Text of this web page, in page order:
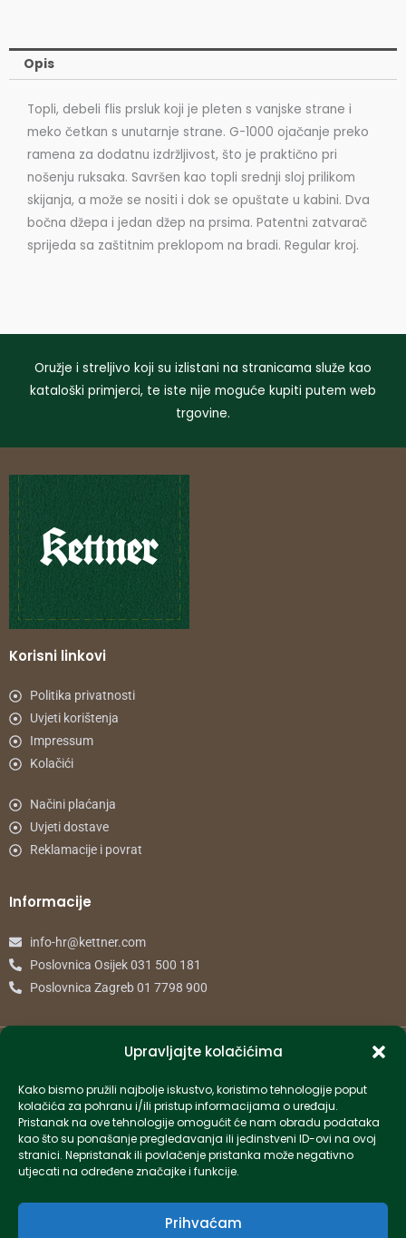
Upravljajte kolačićima
Kako bismo pružili najbolje iskustvo, koristimo tehnologije poput
kolačića za pohranu i/ili pristup informacijama o uređaju.
Pristanak na ove tehnologije omogućit će nam obradu podataka
kao što su ponašanje pregledavanja ili jedinstveni ID-ovi na ovoj
stranici. Nepristanak ili povlačenje pristanka može negativno
utjecati na određene značajke i funkcije.
Prihvaćam
Opis
Topli, debeli flis prsluk koji je pleten s vanjske strane i
meko četkan s unutarnje strane. G-1000 ojačanje preko
ramena za dodatnu izdržljivost, što je praktično pri
nošenju ruksaka. Savršen kao topli srednji sloj prilikom
skijanja, a može se nositi i dok se opuštate u kabini. Dva
bočna džepa i jedan džep na prsima. Patentni zatvarač
sprijeda sa zaštitnim preklopom na bradi. Regular kroj.
Oružje i streljivo koji su izlistani na stranicama služe kao
kataloški primjerci, te iste nije moguće kupiti putem web
trgovine.
Korisni linkovi
Politika privatnosti
Uvjeti korištenja
Impressum
Kolačići
Načini plaćanja
Uvjeti dostave
Reklamacije i povrat
Informacije
info-hr@kettner.com
Poslovnica Osijek 031 500 181
Poslovnica Zagreb 01 7798 900
Created by Pumapunku